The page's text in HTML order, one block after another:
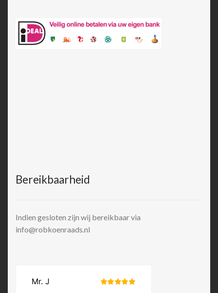
Bereikbaarheid
Indien gesloten zijn wij bereikbaar via
info@robkoenraads.nl